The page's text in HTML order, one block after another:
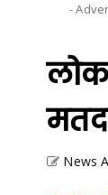
-
लोक
News